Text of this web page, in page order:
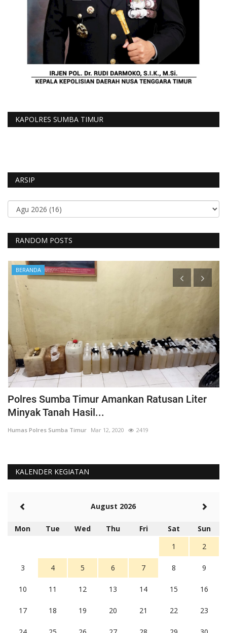
KAPOLRES SUMBA TIMUR
ARSIP
RANDOM POSTS
BERANDA
Polres Sumba Timur Amankan Ratusan Liter
Minyak Tanah Hasil...
Humas Polres Sumba Timur Mar 12, 2020 2419
KALENDER KEGIATAN
August 2026
Mon Tue Wed Thu Fri Sat
Sun
1
2
3 4 5 6 7 8 9
10 11 12 13 14 15 16
17 18 19 20 21 22 23